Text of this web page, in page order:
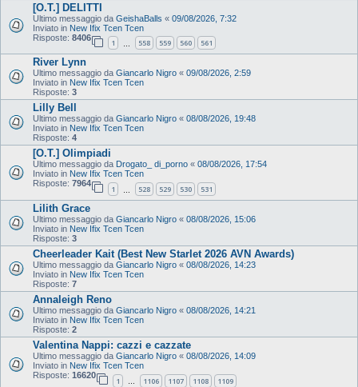
[O.T.] DELITTI
Ultimo messaggio da GeishaBalls « 09/08/2026, 7:32
Inviato in New Ifix Tcen Tcen
Risposte: 8406
1 558 559 560 561
River Lynn
Ultimo messaggio da Giancarlo Nigro « 09/08/2026, 2:59
Inviato in New Ifix Tcen Tcen
Risposte: 3
Lilly Bell
Ultimo messaggio da Giancarlo Nigro « 08/08/2026, 19:48
Inviato in New Ifix Tcen Tcen
Risposte: 4
[O.T.] Olimpiadi
Ultimo messaggio da Drogato_ di_porno « 08/08/2026, 17:54
Inviato in New Ifix Tcen Tcen
Risposte: 7964
1 528 529 530 531
Lilith Grace
Ultimo messaggio da Giancarlo Nigro « 08/08/2026, 15:06
Inviato in New Ifix Tcen Tcen
Risposte: 3
Cheerleader Kait (Best New Starlet 2026 AVN Awards)
Ultimo messaggio da Giancarlo Nigro « 08/08/2026, 14:23
Inviato in New Ifix Tcen Tcen
Risposte: 7
Annaleigh Reno
Ultimo messaggio da Giancarlo Nigro « 08/08/2026, 14:21
Inviato in New Ifix Tcen Tcen
Risposte: 2
Valentina Nappi: cazzi e cazzate
Ultimo messaggio da Giancarlo Nigro « 08/08/2026, 14:09
Inviato in New Ifix Tcen Tcen
Risposte: 16620
1 … 1106 1107 1108 1109